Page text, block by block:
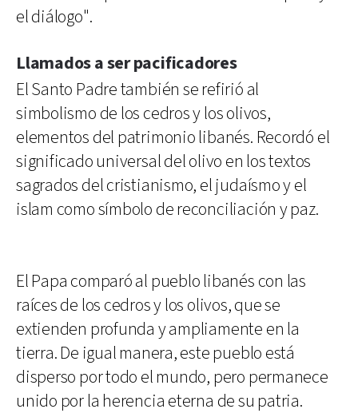
el diálogo".
Llamados a ser pacificadores
El Santo Padre también se refirió al
simbolismo de los cedros y los olivos,
elementos del patrimonio libanés. Recordó el
significado universal del olivo en los textos
sagrados del cristianismo, el judaísmo y el
islam como símbolo de reconciliación y paz.
El Papa comparó al pueblo libanés con las
raíces de los cedros y los olivos, que se
extienden profunda y ampliamente en la
tierra. De igual manera, este pueblo está
disperso por todo el mundo, pero permanece
unido por la herencia eterna de su patria.